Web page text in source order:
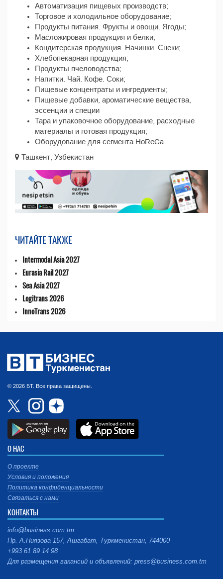
Автоматизация пищевых производств;
Торговое и холодильное оборудование;
Продукты питания. Фрукты и овощи. Ягоды;
Масложировая продукция и белки;
Кондитерская продукция. Начинки. Снеки;
Хлебопекарная продукция;
Продукты пчеловодства;
Напитки. Чай. Кофе. Соки;
Пищевые концентраты и ингредиенты;
Пищевые добавки, ароматические вещества,
эссенции и специи
Тара и упаковочное оборудование, расходные
материалы и готовая продукция;
Оборудование для сегмента HoReCa
Ташкент, Узбекистан
ЧИТАЙТЕ ТАКЖЕ
Intermodal Asia 2027
Eurasia Rail 2027
Sea Asia 2027
Logitrans 2026
InnoTrans 2026
© 2026 БТ. Все права защищены.
О НАС
О проекте
Условия и положения
Политика конфиденциальности
Связаться с нами
КОНТАКТЫ
info@business.com.tm
Пр. А.Ниязова 157, Ашгабат, Туркменистан, 744000
+993 61 89 14 98
Для размещения вакансий и объявлений: press@business.com.tm